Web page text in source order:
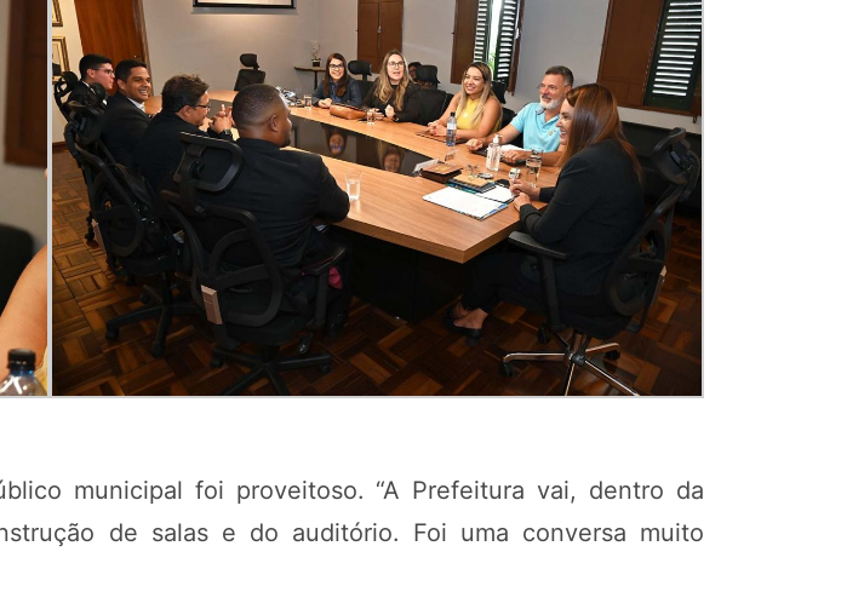
municipal foi proveitoso. “A Prefeitura vai, dentro da
de salas e do auditório. Foi uma conversa muito